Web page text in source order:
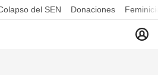
del SEN Donaciones